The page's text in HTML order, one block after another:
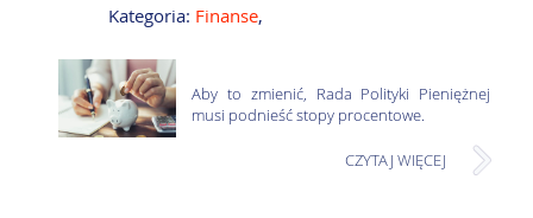
Kategoria: Finanse,
Aby to zmienić, Rada Polityki Pieniężnej
musi podnieść stopy procentowe.
CZYTAJ WIĘCEJ